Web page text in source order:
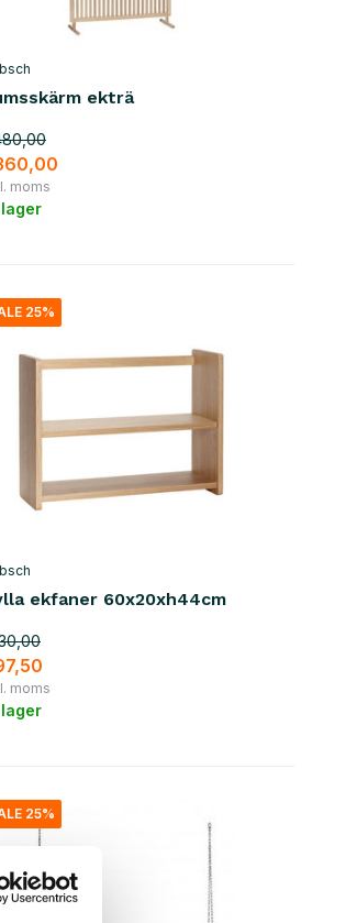
ekträ
moms
lager
25%
ekfaner 60x20xh44cm
moms
lager
25%